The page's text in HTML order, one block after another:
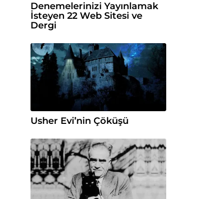
Denemelerinizi Yayınlamak
İsteyen 22 Web Sitesi ve
Dergi
Usher Evi’nin Çöküşü